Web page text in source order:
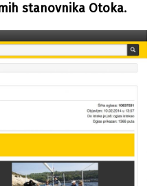
stanovnika Otoka.